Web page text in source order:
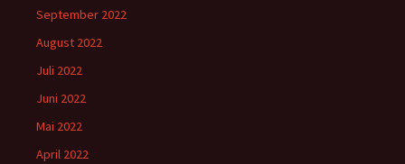
September 2022
August 2022
Juli 2022
Juni 2022
Mai 2022
April 2022